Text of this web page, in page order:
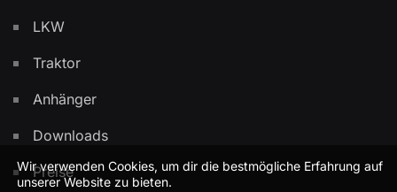
LKW
Traktor
Anhänger
Downloads
Preise
Wir verwenden Cookies, um dir die bestmögliche Erfahrung auf
unserer Website zu bieten.